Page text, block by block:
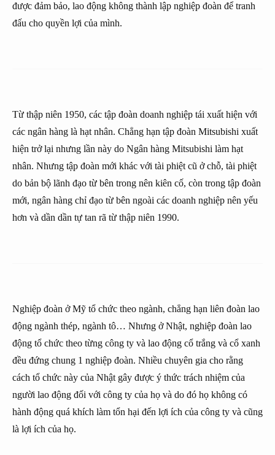
được đảm bảo, lao động không thành lập nghiệp đoàn để tranh
đấu cho quyền lợi của mình.
Từ thập niên 1950, các tập đoàn doanh nghiệp tái xuất hiện với
các ngân hàng là hạt nhân. Chẳng hạn tập đoàn Mitsubishi xuất
hiện trở lại nhưng lần này do Ngân hàng Mitsubishi làm hạt
nhân. Nhưng tập đoàn mới khác với tài phiệt cũ ở chỗ, tài phiệt
do bản bộ lãnh đạo từ bên trong nên kiên cố, còn trong tập đoàn
mới, ngân hàng chỉ đạo từ bên ngoài các doanh nghiệp nên yếu
hơn và dần dần tự tan rã từ thập niên 1990.
Nghiệp đoàn ở Mỹ tổ chức theo ngành, chẳng hạn liên đoàn lao
động ngành thép, ngành tô… Nhưng ở Nhật, nghiệp đoàn lao
động tổ chức theo từng công ty và lao động cổ trắng và cổ xanh
đều đứng chung 1 nghiệp đoàn. Nhiều chuyên gia cho rằng
cách tổ chức này của Nhật gây được ý thức trách nhiệm của
người lao động đối với công ty của họ và do đó họ không có
hành động quá khích làm tổn hại đến lợi ích của công ty và cũng
là lợi ích của họ.